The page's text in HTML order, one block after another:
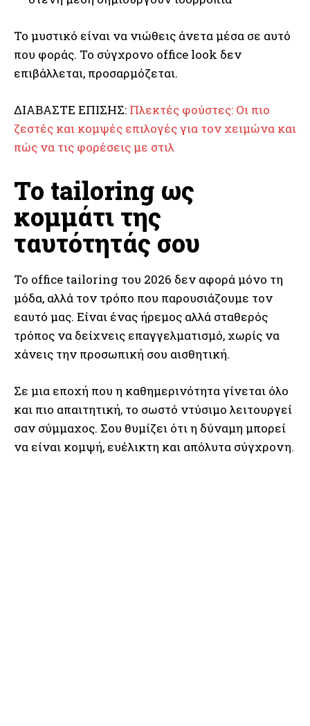
Το μυστικό είναι να νιώθεις άνετα μέσα σε αυτό
που φοράς. Το σύγχρονο office look δεν
επιβάλλεται, προσαρμόζεται.
ΔΙΑΒΑΣΤΕ ΕΠΙΣΗΣ: Πλεκτές φούστες: Οι πιο
ζεστές και κομψές επιλογές για τον χειμώνα και
πώς να τις φορέσεις με στιλ
Το tailoring ως
κομμάτι της
ταυτότητάς σου
Το office tailoring του 2026 δεν αφορά μόνο τη
μόδα, αλλά τον τρόπο που παρουσιάζουμε τον
εαυτό μας. Είναι ένας ήρεμος αλλά σταθερός
τρόπος να δείχνεις επαγγελματισμό, χωρίς να
χάνεις την προσωπική σου αισθητική.
Σε μια εποχή που η καθημερινότητα γίνεται όλο
και πιο απαιτητική, το σωστό ντύσιμο λειτουργεί
σαν σύμμαχος. Σου θυμίζει ότι η δύναμη μπορεί
να είναι κομψή, ευέλικτη και απόλυτα σύγχρονη.